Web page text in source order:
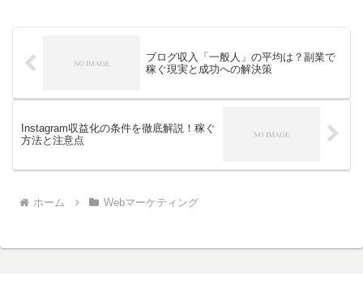
ブログ収入「一般人」の平均は？副業で
稼ぐ現実と成功への解決策
Instagram収益化の条件を徹底解説！稼ぐ
方法と注意点
ホーム Webマーケティング